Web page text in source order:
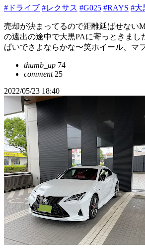
#ドライブ #レクサス #G025 #RAYS #大
売却が決まってるので距離延ばせない
の遠出の途中で大黒PAに寄っときまし
ぱいでさよならかな〜笑ホイール、マ
thumb_up 74
comment25
2022/05/23 18:40